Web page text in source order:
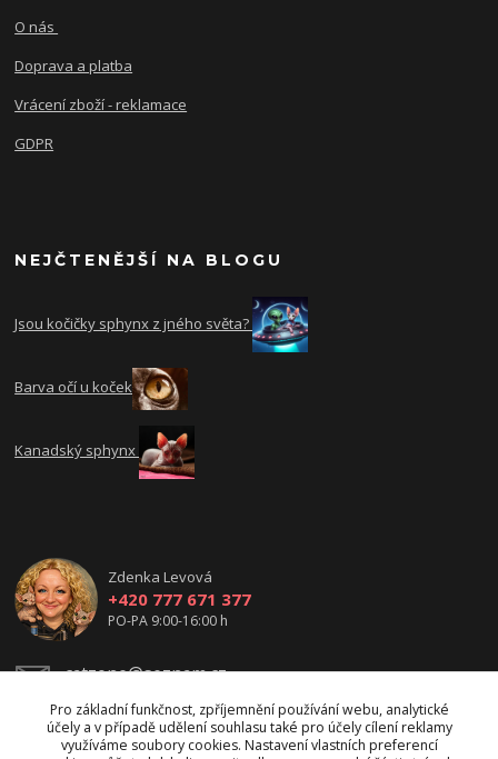
O nás
Doprava a platba
Vrácení zboží - reklamace
GDPR
NEJČTENĚJŠÍ NA BLOGU
Jsou kočičky sphynx z jného světa?
Barva očí u koček
Kanadský sphynx
Zdenka Levová
+420 777 671 377
PO-PA 9:00-16:00 h
catzone@seznam.cz
Pro základní funkčnost, zpříjemnění používání webu, analytické
účely a v případě udělení souhlasu také pro účely cílení reklamy
využíváme soubory cookies. Nastavení vlastních preferencí